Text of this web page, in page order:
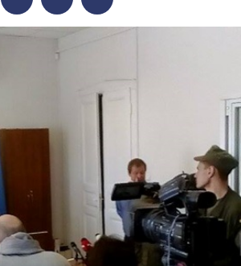
FacebookTwitterTelegram